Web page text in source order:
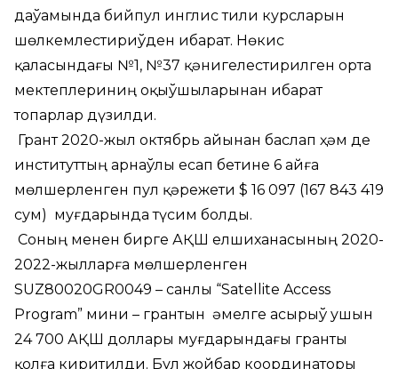
даўамында бийпул инглис тили курсларын
шөлкемлестириўден ибарат. Нөкис
қаласындағы №1, №37 қәнигелестирилген орта
мектеплериниң оқыўшыларынан ибарат
топарлар дүзилди.
Грант 2020-жыл октябрь айынан баслап ҳәм де
институттың арнаўлы есап бетине 6 айға
мөлшерленген пул қәрежети $ 16 097 (167 843 419
сум) муғдарында түсим болды.
Соның менен бирге АҚШ елшиханасының 2020-
2022-жылларға мөлшерленген
SUZ80020GR0049 – санлы “Satellite Access
Program” мини – грантын әмелге асырыў ушын
24 700 АҚШ доллары муғдарындағы гранты
қолға киритилди. Бул жойбар координаторы